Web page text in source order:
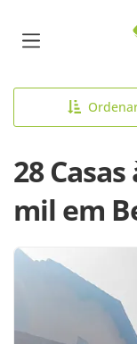
28
mil em